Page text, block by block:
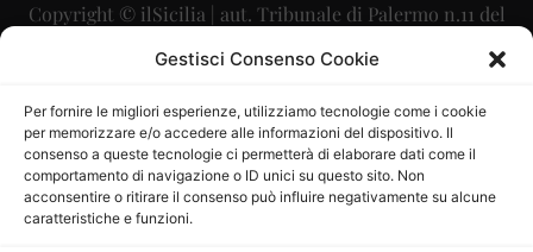
Gestisci Consenso Cookie
Per fornire le migliori esperienze, utilizziamo tecnologie come i cookie
per memorizzare e/o accedere alle informazioni del dispositivo. Il
consenso a queste tecnologie ci permetterà di elaborare dati come il
comportamento di navigazione o ID unici su questo sito. Non
acconsentire o ritirare il consenso può influire negativamente su alcune
caratteristiche e funzioni.
Copyright © ilSicilia | aut. Tribunale di Palermo n.11 del
29/09/2015
Direttore Editoriale: Maurizio Scaglione
Direttore Responsabile: Maria Calabrese